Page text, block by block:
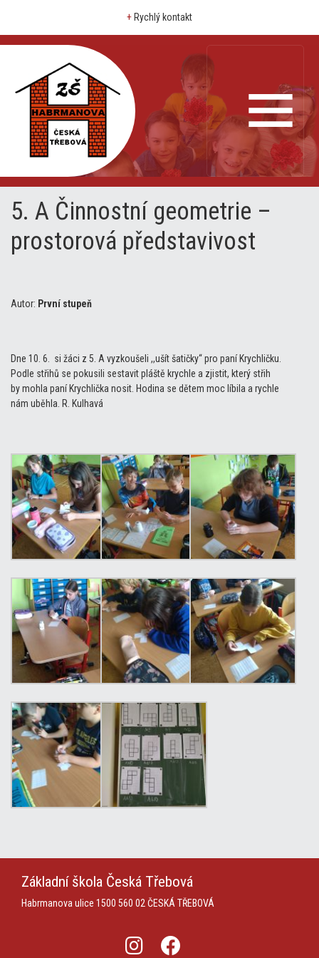
+ Rychlý kontakt
5. A Činnostní geometrie –
prostorová představivost
Autor: První stupeň
Dne 10. 6. si žáci z 5. A vyzkoušeli ,,ušít šatičky“ pro paní Krychličku.
Podle střihů se pokusili sestavit pláště krychle a zjistit, který střih
by mohla paní Krychlička nosit. Hodina se dětem moc líbila a rychle
nám uběhla. R. Kulhavá
Základní škola Česká Třebová
Habrmanova ulice 1500 560 02 ČESKÁ TŘEBOVÁ